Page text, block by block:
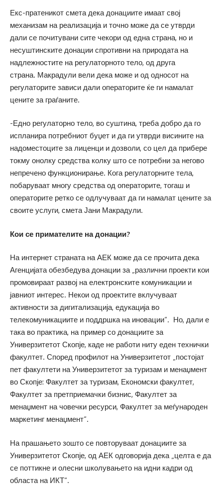
Екс-пратеникот смета дека донациите имаат свој
механизам на реализација и точно може да се утврди
дали се почитувани сите чекори од една страна, но и
несуштинските донации спротивни на природата на
надлежностите на регулаторното тело, од друга
страна. Макрадули вели дека може и од односот на
регулаторите зависи дали операторите ќе ги намалат
цените за граѓаните.
-Едно регулаторно тело, во суштина, треба добро да го
испланира потребниот буџет и да ги утврди висините на
надоместоците за лиценци и дозволи, со цел да прибере
токму онолку средства колку што се потребни за негово
непречено функционирање. Кога регулаторните тела,
побаруваат многу средства од операторите, тогаш и
операторите ретко се одлучуваат да ги намалат цените за
своите услуги, смета Јани Макрадули.
Кои се примателите на донации?
На интернет страната на АЕК може да се прочита дека
Агенцијата обезбедува донации за „различни проекти кои
промовираат развој на електронските комуникации и
јавниот интерес. Некои од проектите вклучуваат
активности за дигитализација, едукација во
телекомуникациите и поддршка на иновации“. Но, дали е
така во практика, на пример со донациите за
Универзитетот Скопје, каде не работи ниту еден технички
факултет. Според профилот на Универзитетот „постојат
пет факултети на Универзитетот за туризам и менаџмент
во Скопје: Факултет за туризам, Економски факултет,
Факултет за претприемачки бизнис, Факултет за
менаџмент на човечки ресурси, Факултет за меѓународен
маркетинг менаџмент“.
На прашањето зошто се повторуваат донациите за
Универзитетот Скопје, од АЕК одговорија дека „целта е да
се поттикне и олесни школувањето на идни кадри од
областа на ИКТ“.